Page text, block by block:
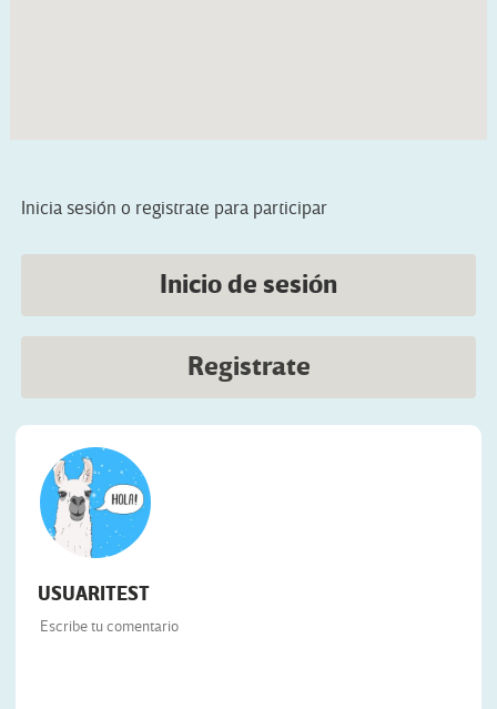
Inicia sesión o registrate para participar
Inicio de sesión
Registrate
USUARITEST